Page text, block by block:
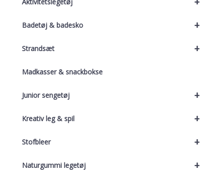
+
Badetøj & badesko
+
Strandsæt
Madkasser & snackbokse
+
Junior sengetøj
+
Kreativ leg & spil
+
Stofbleer
+
Naturgummi legetøj